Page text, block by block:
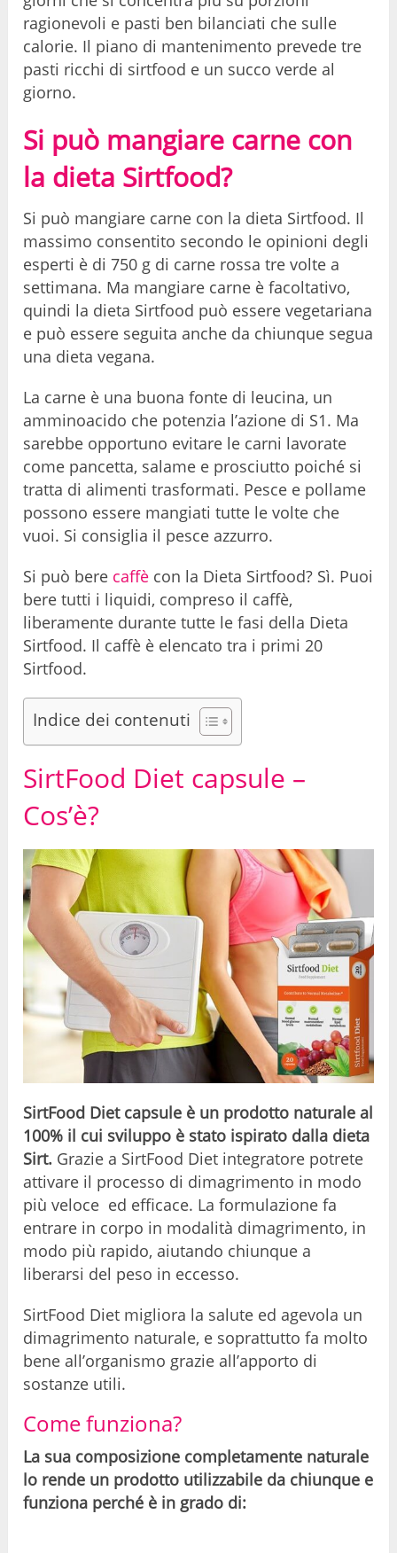
ragionevoli e pasti ben bilanciati che sulle
calorie. Il piano di mantenimento prevede tre
pasti ricchi di sirtfood e un succo verde al
giorno.
Si può mangiare carne con
la dieta Sirtfood?
Si può mangiare carne con la dieta Sirtfood. Il
massimo consentito secondo le opinioni degli
esperti è di 750 g di carne rossa tre volte a
settimana. Ma mangiare carne è facoltativo,
quindi la dieta Sirtfood può essere vegetariana
e può essere seguita anche da chiunque segua
una dieta vegana.
La carne è una buona fonte di leucina, un
amminoacido che potenzia l’azione di S1. Ma
sarebbe opportuno evitare le carni lavorate
come pancetta, salame e prosciutto poiché si
tratta di alimenti trasformati. Pesce e pollame
possono essere mangiati tutte le volte che
vuoi. Si consiglia il pesce azzurro.
Si può bere caffè con la Dieta Sirtfood? Sì. Puoi
bere tutti i liquidi, compreso il caffè,
liberamente durante tutte le fasi della Dieta
Sirtfood. Il caffè è elencato tra i primi 20
Sirtfood.
Indice dei contenuti
SirtFood Diet capsule –
Cos’è?
SirtFood Diet capsule è un prodotto naturale al
100% il cui sviluppo è stato ispirato dalla dieta
Sirt. Grazie a SirtFood Diet integratore potrete
attivare il processo di dimagrimento in modo
più veloce ed efficace. La formulazione fa
entrare in corpo in modalità dimagrimento, in
modo più rapido, aiutando chiunque a
liberarsi del peso in eccesso.
SirtFood Diet migliora la salute ed agevola un
dimagrimento naturale, e soprattutto fa molto
bene all’organismo grazie all’apporto di
sostanze utili.
Come funziona?
La sua composizione completamente naturale
lo rende un prodotto utilizzabile da chiunque e
funziona perché è in grado di: